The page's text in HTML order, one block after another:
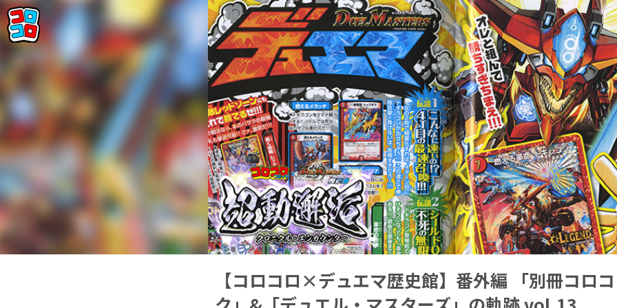
【コロコロ×デュエマ歴史館】番外編 「別冊コロ